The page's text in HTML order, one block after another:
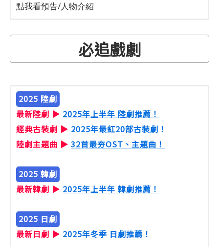
點我看預告/人物介紹
必追戲劇
2025 陸劇
最新陸劇 ▶ 2025年上半年 陸劇推薦！
經典古裝劇 ▶ 2025年最紅20部古裝劇！
陸劇主題曲 ▶ 32首最夯OST、主題曲！
2025 韓劇
最新韓劇 ▶ 2025年上半年 韓劇推薦！
2025 日劇
最新日劇 ▶ 2025年冬季 日劇推薦！